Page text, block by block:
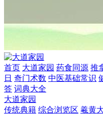
首页 大道家园 药食同源 推
日 奇门术数 中医基础常识
答 词典大全
大道家园
传统典籍 综合浏览区 羲黄